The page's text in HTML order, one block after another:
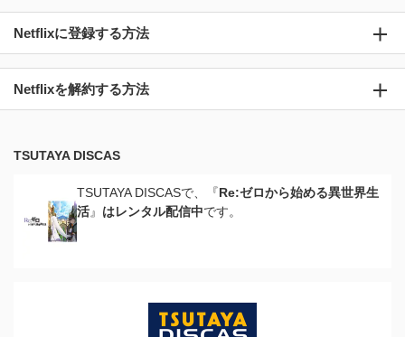
Netflixに登録する方法
Netflixを解約する方法
TSUTAYA DISCAS
TSUTAYA DISCASで、『Re:ゼロから始める異世界生
活』 はレンタル配信中です。